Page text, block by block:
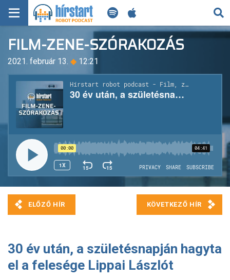
KERESÉS
KEZDŐLAP
FRISS HÍREK
TECH HÍREK
FILM-ZENE-SZÓRAKOZÁS
PLAYLIST
MI AZ A ROBOT PODCAST?
FILM-ZENE-SZÓRAKOZÁS
2021. február 13. ◆ 12:21
30 év után, a születésnapján hagyta
el a felesége Lippai Lászlót